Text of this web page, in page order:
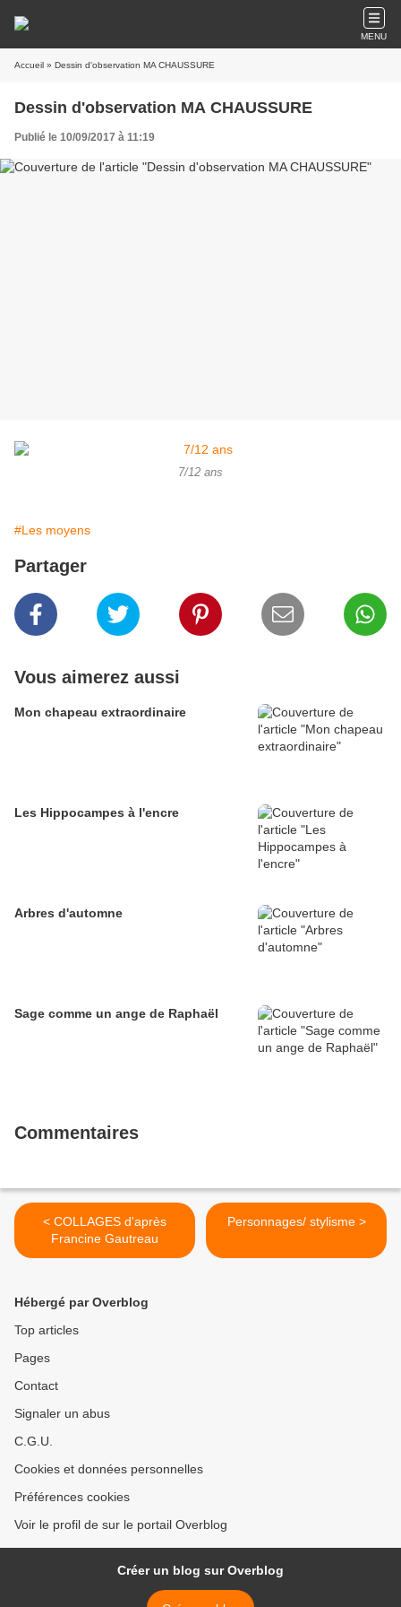
MENU
Accueil » Dessin d'observation MA CHAUSSURE
Dessin d'observation MA CHAUSSURE
Publié le 10/09/2017 à 11:19
7/12 ans
#Les moyens
Partager
Vous aimerez aussi
Mon chapeau extraordinaire
Les Hippocampes à l'encre
Arbres d'automne
Sage comme un ange de Raphaël
Commentaires
< COLLAGES d'après
Francine Gautreau
Personnages/ stylisme >
Hébergé par Overblog
Top articles
Pages
Contact
Signaler un abus
C.G.U.
Cookies et données personnelles
Préférences cookies
Voir le profil de sur le portail Overblog
Créer un blog sur Overblog